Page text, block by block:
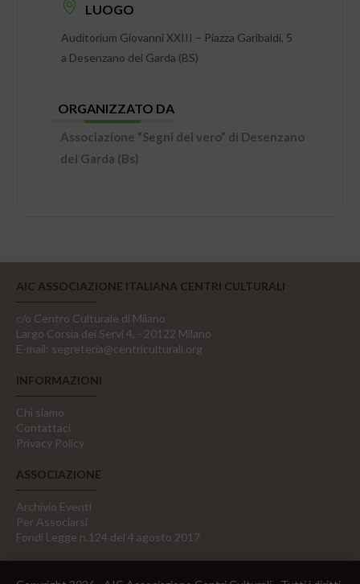
LUOGO
Auditorium Giovanni XXIII – Piazza Garibaldi, 5
a Desenzano del Garda (BS)
ORGANIZZATO DA
Associazione “Segni del vero” di Desenzano
del Garda (Bs)
AIC ASSOCIAZIONE ITALIANA CENTRI CULTURALI
c/o Centro Culturale di Milano
Largo Corsia dei Servi 4, - 20122 Milano
E-mail: segreteria@centriculturali.org
INFORMAZIONI
Chi siamo
Contattaci
Privacy Policy
ASSOCIAZIONE
Archivio Eventi
Per Associarsi
Fondi Legge n.124 del 4 agosto 2017